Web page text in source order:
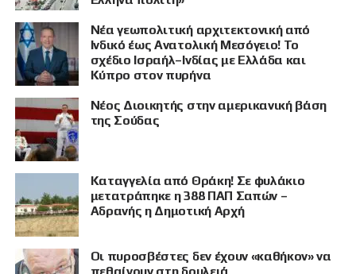
Νέα γεωπολιτική αρχιτεκτονική από
Ινδικό έως Ανατολική Μεσόγειο! Το
σχέδιο Ισραήλ–Ινδίας με Ελλάδα και
Κύπρο στον πυρήνα
Νέος Διοικητής στην αμερικανική βάση
της Σούδας
Καταγγελία από Θράκη! Σε φυλάκιο
μετατράπηκε η 388 ΠΑΠ Σαπών –
Αδρανής η Δημοτική Αρχή
Οι πυροσβέστες δεν έχουν «καθήκον» να